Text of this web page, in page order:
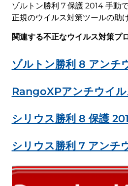
ゾルトン勝利 7 保護 2014 手動
正規のウイルス対策ツールの助
関連する不正なウイルス対策プ
ゾルトン勝利 8 アンチ
RangoXPアンチウイ
シリウス勝利 8 保護
シリウス勝利 7 アンチ